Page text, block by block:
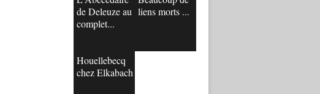
de Deleuze au
complet...
liens morts ...
Houellebecq
chez Elkabach